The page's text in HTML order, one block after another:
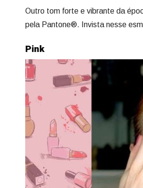
Outro tom forte e vibrante da
pela Pantone®. Invista nesse
Pink